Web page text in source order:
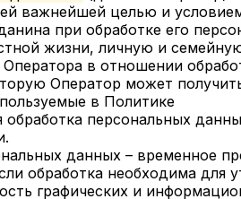
важнейшей целью и
при обработке его
жизни, личную и
Оператора в отношении
Оператор может
в Политике
обработка персональных
данных – временное
обработка необходима для
графических и